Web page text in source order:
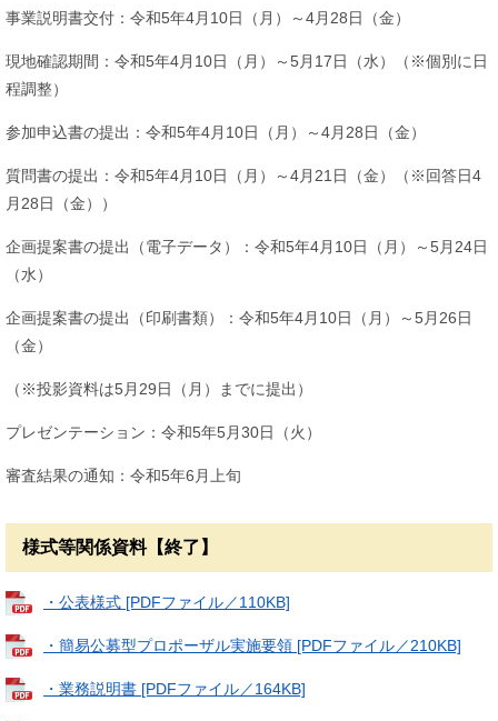
事業説明書交付：令和5年4月10日（月）～4月28日（金）
現地確認期間：令和5年4月10日（月）～5月17日（水）（※個別に日
程調整）
参加申込書の提出：令和5年4月10日（月）～4月28日（金）
質問書の提出：令和5年4月10日（月）～4月21日（金）（※回答日4
月28日（金））
企画提案書の提出（電子データ）：令和5年4月10日（月）～5月24日
（水）
企画提案書の提出（印刷書類）：令和5年4月10日（月）～5月26日
（金）
（※投影資料は5月29日（月）までに提出）
プレゼンテーション：令和5年5月30日（火）
審査結果の通知：令和5年6月上旬
様式等関係資料【終了】
・公表様式 [PDFファイル／110KB]
・簡易公募型プロポーザル実施要領 [PDFファイル／210KB]
・業務説明書 [PDFファイル／164KB]